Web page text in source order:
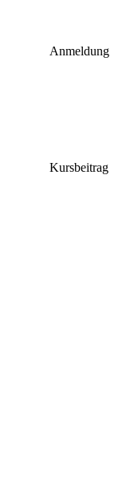
Anmeldung
Kursbeitrag